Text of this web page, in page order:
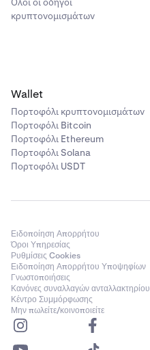
κρυπτονομισμάτων
Wallet
Πορτοφόλι κρυπτονομισμάτων
Πορτοφόλι Bitcoin
Πορτοφόλι Ethereum
Πορτοφόλι Solana
Πορτοφόλι USDT
Ειδοποίηση Απορρήτου
Όροι Υπηρεσίας
Ρυθμίσεις Cookies
Ειδοποίηση Απορρήτου Υποψηφίων
Γνωστοποιήσεις
Κανόνες συναλλαγών ανταλλακτηρίου
Κέντρο Συμμόρφωσης
Μην πωλείτε/κοινοποιείτε